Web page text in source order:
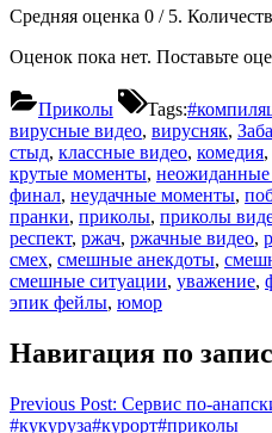
Средняя оценка 0 / 5.
Оценок пока нет. Поставьте
Приколы Tags:
вирусные видео, вирусняк,
стыд, классные видео, комедия,
крутые моменты, неожиданные
финал, неудачные моменты,
пранки, приколы, приколы
респект, ржач, ржачные видео,
смех, смешные анекдоты,
смешные ситуации, уважение,
эпик фейлы, юмор
Навигация по
Previous Post: ​Сервис по-
#кукуруза​#курорт​#приколы